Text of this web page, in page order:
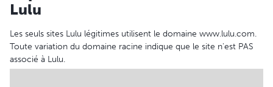
Lulu
Les seuls sites Lulu légitimes utilisent le domaine www.lulu.com.
Toute variation du domaine racine indique que le site n'est PAS
associé à Lulu.